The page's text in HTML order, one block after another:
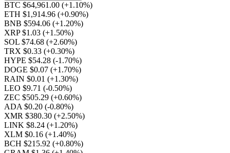
BTC $64,961.00 (+1.10%)
ETH $1,914.96 (+0.90%)
BNB $594.06 (+1.20%)
XRP $1.03 (+1.50%)
SOL $74.68 (+2.60%)
TRX $0.33 (+0.30%)
HYPE $54.28 (-1.70%)
DOGE $0.07 (+1.70%)
RAIN $0.01 (+1.30%)
LEO $9.71 (-0.50%)
ZEC $505.29 (+0.60%)
ADA $0.20 (-0.80%)
XMR $380.30 (+2.50%)
LINK $8.24 (+1.20%)
XLM $0.16 (+1.40%)
BCH $215.92 (+0.80%)